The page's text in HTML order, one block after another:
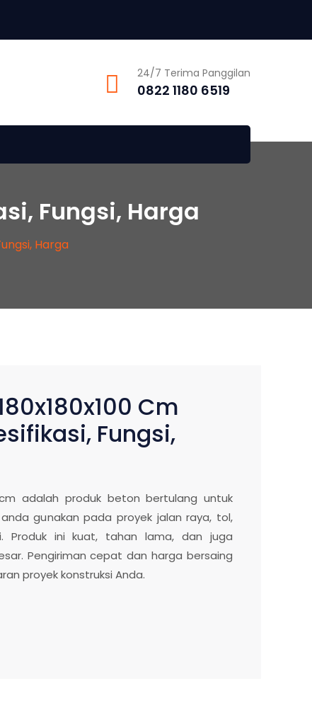
24/7 Terima Panggilan
0822 1180 6519
Fungsi, Harga
Harga
Cm
Fungsi,
cm adalah produk beton bertulang untuk
gunakan pada proyek jalan raya, tol,
Produk ini kuat, tahan lama, dan juga
Pengiriman cepat dan harga bersaing
proyek konstruksi Anda.